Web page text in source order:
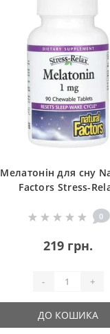
Мелатонін для сну
Factors Stress-
Tabs
0
219 грн.
- +
ДО КОШИКА